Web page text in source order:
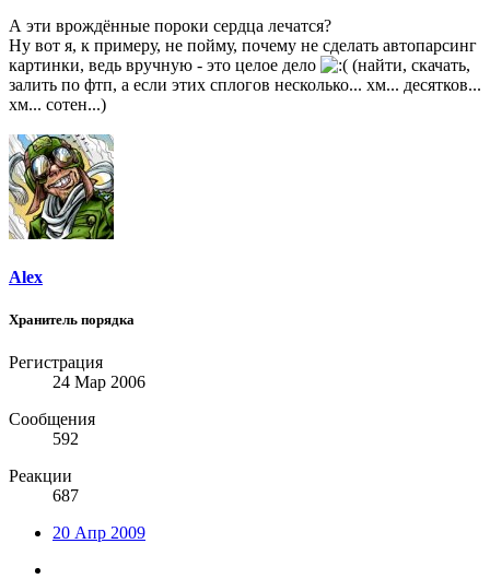
А эти врождённые пороки сердца лечатся?
Ну вот я, к примеру, не пойму, почему не сделать автопарсинг
картинки, ведь вручную - это целое дело
(найти, скачать,
залить по фтп, а если этих сплогов несколько... хм... десятков...
хм... сотен...)
Alex
Хранитель порядка
Регистрация
24 Мар 2006
Сообщения
592
Реакции
687
20 Апр 2009